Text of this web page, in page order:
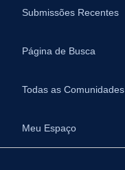
Submissões Recentes
Página de Busca
Todas as Comunidades
Meu Espaço